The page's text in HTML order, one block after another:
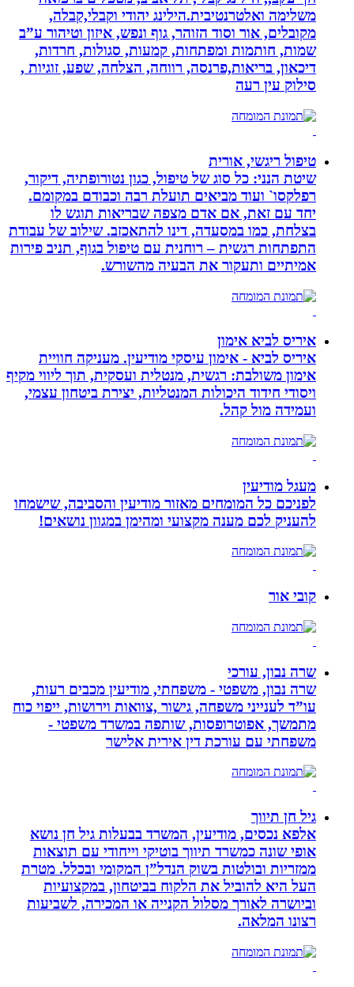
משלימה ואלטרנטיבית.הילינג יהודי וקבלי,קבלה,
מקובלים, אור וסוד הזוהר, גוף ונפש, איזון וטיהור ע”ב
שמות, חותמות ומפתחות, קמעות, סגולות, חרדות,
דיכאון, בריאות,פרנסה, רווחה, הצלחה, שפע, זוגיות ,
סילוק עין רעה
טיפול ריגשי, אורית
שיטת הנני: כל סוג של טיפול, כגון נטורופתיה, דיקור,
רפלקסו` ועוד מביאים תועלת רבה וכבודם במקומם.
יחד עם זאת, אם אדם מצפה שבריאות תוגש לו
בצלחת, כמו במסעדה, דינו להתאכזב. שילוב של עבודת
התפתחות רגשית – רוחנית עם טיפול בגוף, תניב פירות
אמיתיים ותעקור את הבעיה מהשורש.
איריס לביא אימון
איריס לביא - אימון עיסקי מודיעין. מעניקה חוויית
אימון משולבת: רגשית, מנטלית ועסקית, תוך ליווי מקיף
ויסודי חידוד היכולות המנטליות, יצירת ביטחון עצמי,
ועמידה מול קהל.
מעגל מודיעין
לפניכם כל המומחים מאזור מודיעין והסביבה, שישמחו
להעניק לכם מענה מקצועי ומהימן במגוון נושאים!
קובי אור
שרה נבון, עורכי
שרה נבון, משפטי - משפחתי, מודיעין מכבים רעות,
עו”ד לענייני משפחה, גישור ,צוואות וירושות, ייפוי כוח
מתמשך, אפוטרופסות, שותפה במשרד משפטי -
משפחתי עם עורכת דין אירית אלישר
גיל חן תיווך
אלפא נכסים, מודיעין, המשרד בבעלות גיל חן נושא
אופי שונה כמשרד תיווך בוטיקי וייחודי עם תוצאות
ממזריות ובולטות בשוק הנדל”ן המקומי ובכלל. מטרת
העל היא להוביל את הלקוח בביטחון, במקצועיות
וביושרה לאורך מסלול הקנייה או המכירה, לשביעות
רצונו המלאה.